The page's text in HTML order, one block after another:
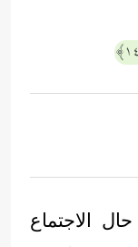
الاجتماع